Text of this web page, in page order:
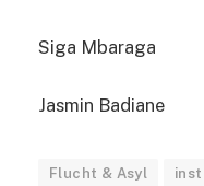
Siga Mbaraga
Jasmin Badiane
Flucht & Asyl